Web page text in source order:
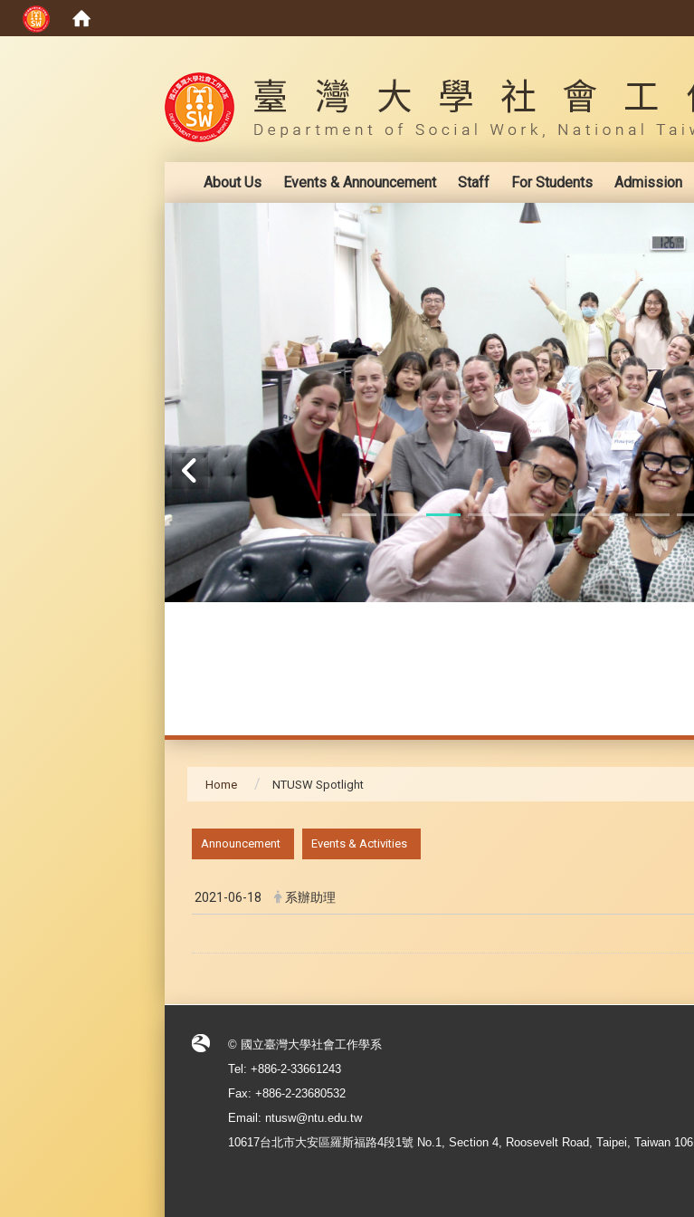
About Us Events & Announcement Staff For Students Admission
Home NTUSW Spotlight
Announcement Events & Activities
2021-06-18 系辦助理
© 國立臺灣大學社會工作學系
Tel: +886-2-33661243
Fax: +886-2-23680532
Email: ntusw@ntu.edu.tw
10617台北市大安區羅斯福路4段1號 No.1, Section 4, Roosevelt Road, Taipei, Taiwan 106